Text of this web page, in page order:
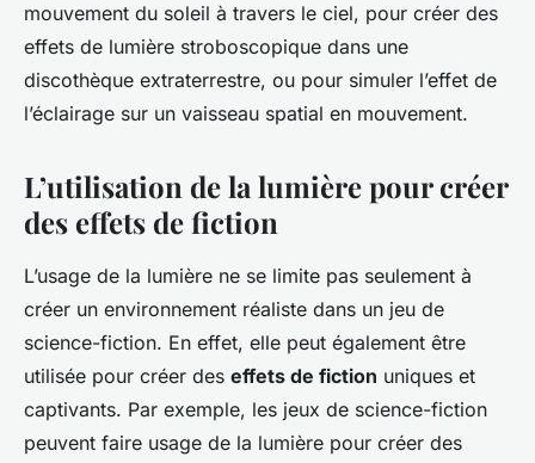
mouvement du soleil à travers le ciel, pour créer des
effets de lumière stroboscopique dans une
discothèque extraterrestre, ou pour simuler l’effet de
l’éclairage sur un vaisseau spatial en mouvement.
L’utilisation de la lumière pour créer
des effets de fiction
L’usage de la lumière ne se limite pas seulement à
créer un environnement réaliste dans un jeu de
science-fiction. En effet, elle peut également être
utilisée pour créer des effets de fiction uniques et
captivants. Par exemple, les jeux de science-fiction
peuvent faire usage de la lumière pour créer des